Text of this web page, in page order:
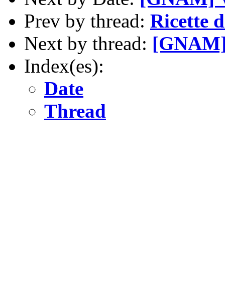
Prev by thread: Ricette
Next by thread:
Index(es):
Date
Thread